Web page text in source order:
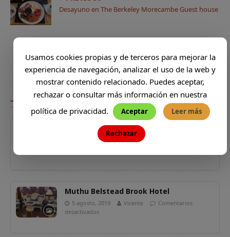
A
p
p
b
o
o
k
e Li
k
a
ir
Desayuno en The Berkeley Morecambe Guest house
Mini cena en Holida Inn Chester South
ARTÍCULOS RELACIONADOS
Pension Rörig
20 mayo, 2022 Vicente
Muthu Belstead Brook Hotel
5 agosto, 2019 Vicente
Comentarios
desactivados
Usamos cookies propias y de terceros para mejorar la
experiencia de navegación, analizar el uso de la web y
mostrar contenido relacionado. Puedes aceptar,
rechazar o consultar más información en nuestra
política de privacidad.
Aceptar Leer más
Rechazar